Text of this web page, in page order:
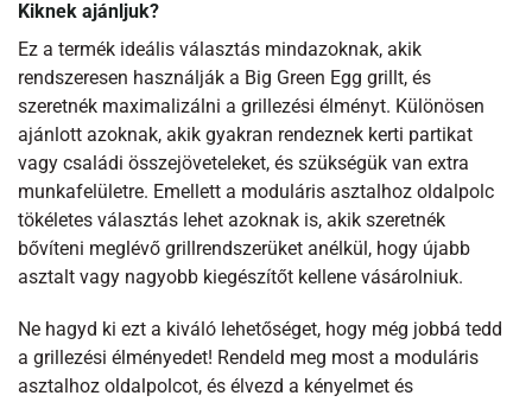
Kiknek ajánljuk?
Ez a termék ideális választás mindazoknak, akik
rendszeresen használják a Big Green Egg grillt, és
szeretnék maximalizálni a grillezési élményt. Különösen
ajánlott azoknak, akik gyakran rendeznek kerti partikat
vagy családi összejöveteleket, és szükségük van extra
munkafelületre. Emellett a moduláris asztalhoz oldalpolc
tökéletes választás lehet azoknak is, akik szeretnék
bővíteni meglévő grillrendszerüket anélkül, hogy újabb
asztalt vagy nagyobb kiegészítőt kellene vásárolniuk.
Ne hagyd ki ezt a kiváló lehetőséget, hogy még jobbá tedd
a grillezési élményedet! Rendeld meg most a moduláris
asztalhoz oldalpolcot, és élvezd a kényelmet és